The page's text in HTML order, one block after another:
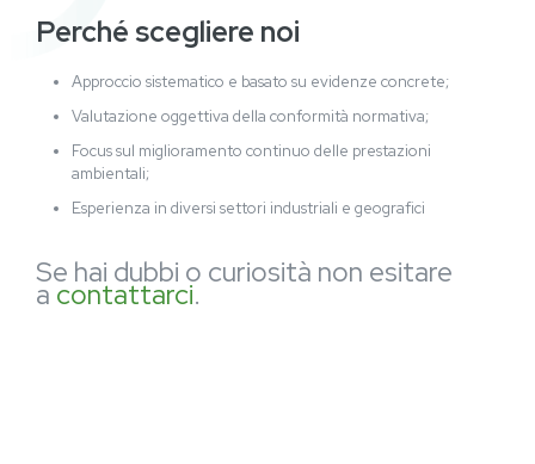
Perché scegliere noi
Approccio sistematico e basato su evidenze concrete;
Valutazione oggettiva della conformità normativa;
Focus sul miglioramento continuo delle prestazioni
ambientali;
Esperienza in diversi settori industriali e geografici
Se hai dubbi o curiosità non esitare
a contattarci.